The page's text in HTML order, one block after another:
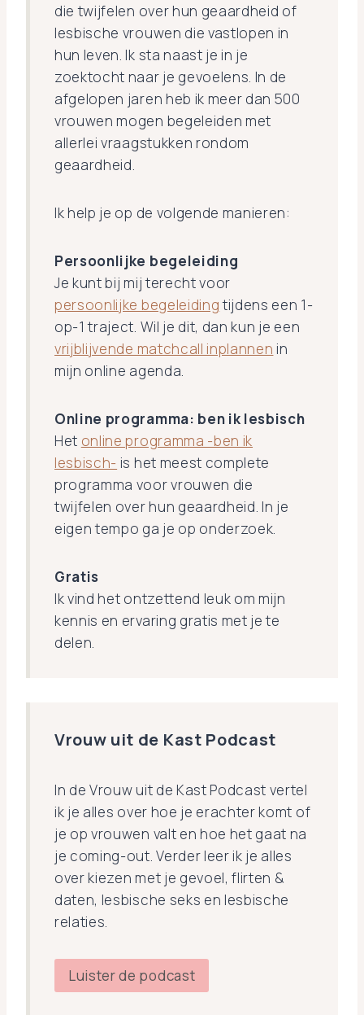
die twijfelen over hun geaardheid of
lesbische vrouwen die vastlopen in
hun leven. Ik sta naast je in je
zoektocht naar je gevoelens. In de
afgelopen jaren heb ik meer dan 500
vrouwen mogen begeleiden met
allerlei vraagstukken rondom
geaardheid.
Ik help je op de volgende manieren:
Persoonlijke begeleiding
Je kunt bij mij terecht voor
persoonlijke begeleidingtijdens een 1-
op-1 traject. Wil je dit, dan kun je een
vrijblijvende matchcall inplannen in
mijn online agenda.
Online programma: ben ik lesbisch
Het online programma -ben ik
lesbisch- is het meest complete
programma voor vrouwen die
twijfelen over hun geaardheid. In je
eigen tempo ga je op onderzoek.
Gratis
Ik vind het ontzettend leuk om mijn
kennis en ervaring gratis met je te
delen.
Vrouw uit de Kast Podcast
In de Vrouw uit de Kast Podcast vertel
ik je alles over hoe je erachter komt of
je op vrouwen valt en hoe het gaat na
je coming-out. Verder leer ik je alles
over kiezen met je gevoel, flirten &
daten, lesbische seks en lesbische
relaties.
Luister de podcast